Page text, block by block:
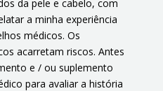
da pele e cabelo, com
a minha experiência
médicos. Os
acarretam riscos. Antes
e / ou suplemento
para avaliar a história